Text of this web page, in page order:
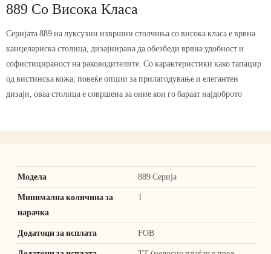
889 Со Висока Класа
Серијата 889 на луксузни извршни столчиња со висока класа е врвна
канцелариска столица, дизајнирана да обезбеди врвна удобност и
софистицираност на раководителите. Со карактеристики како тапацир
од вистинска кожа, повеќе опции за прилагодување и елегантен
дизајн, оваа столица е совршена за оние кои го бараат најдоброто
Модела 889 Серија
Минимална количина за
нарачка
1
Додатоци за исплата FOB